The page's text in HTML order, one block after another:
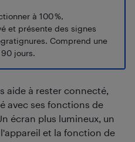
à 100 %,
et présente des signes
Comprend une
jours.
aide à rester connecté,
avec ses fonctions de
écran plus lumineux, un
et la fonction de